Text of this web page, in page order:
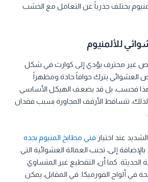
يختلف جذرياً عن التعامل مع الخشب
للألمنيوم
غير محترف يؤدي إلى كوارث في شكل
العشوائي يترك حوافاً حادة ومظهراً
فحسب، بل قد يضعف الهيكل الأساسي
لذلك، تتساقط الأرفف المجاورة بسبب فقدان
عند اختيار فني مطابخ المنيوم بجده
إلى، تجنب العمالة العشوائية التي
الحديثة. كما أن، التقطيع غير المتساوي
في ألواح الفورميكا. في المقابل، يمكن